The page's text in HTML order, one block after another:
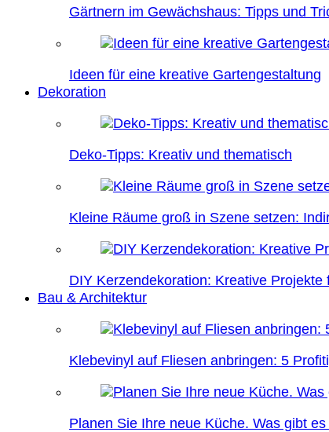
Gärtnern im Gewächshaus: Tipps und
Ideen für eine kreative Gartengestaltung
Dekoration
Deko-Tipps: Kreativ und thematisch
Kleine Räume groß in Szene setzen:
DIY Kerzendekoration: Kreative Projekte
Bau & Architektur
Klebevinyl auf Fliesen anbringen: 5
Planen Sie Ihre neue Küche. Was gibt